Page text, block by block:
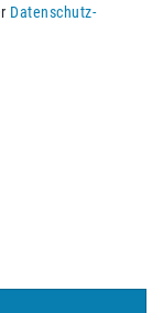
Daten­schutz­